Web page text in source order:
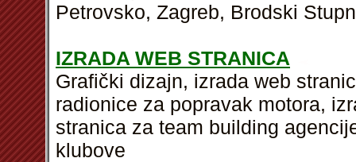
Petrovsko, Zagreb, Brodski
IZRADA WEB STRANICA
Grafički dizajn, izrada web
radionice za popravak motora,
stranica za team building
klubove